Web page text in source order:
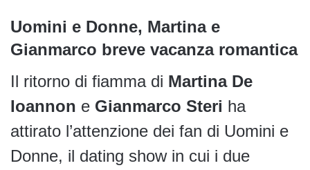
Uomini e Donne, Martina e
Gianmarco breve vacanza romantica
Il ritorno di fiamma di Martina De
Ioannon e Gianmarco Steri ha
attirato l’attenzione dei fan di Uomini e
Donne, il dating show in cui i due